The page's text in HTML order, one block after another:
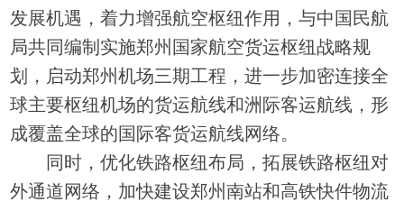
发展机遇，着力增强航空枢纽作用，与中国民航
局共同编制实施郑州国家航空货运枢纽战略规
划，启动郑州机场三期工程，进一步加密连接全
球主要枢纽机场的货运航线和洲际客运航线，形
成覆盖全球的国际客货运航线网络。
同时，优化铁路枢纽布局，拓展铁路枢纽对
外通道网络，加快建设郑州南站和高铁快件物流